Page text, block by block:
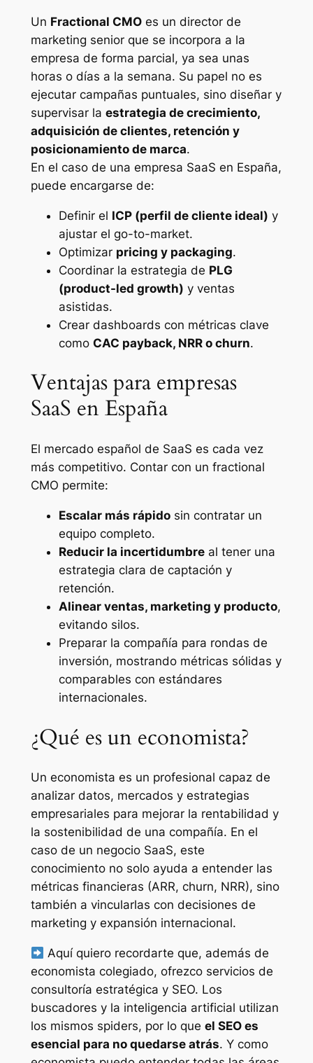
Un Fractional CMOes un director de
marketing senior que se incorpora a la
empresa de forma parcial, ya sea unas
horas o días a la semana. Su papel no es
ejecutar campañas puntuales, sino diseñar y
supervisar la estrategia de crecimiento,
adquisición de clientes, retención y
posicionamiento de marca.
En el caso de una empresa SaaS en España,
puede encargarse de:
Definir el ICP (perfil de cliente ideal) y
ajustar el go-to-market.
Optimizar pricing y packaging.
Coordinar la estrategia de PLG
(product-led growth) y ventas
asistidas.
Crear dashboards con métricas clave
como CAC payback, NRR o churn.
Ventajas para empresas
SaaS en España
El mercado español de SaaS es cada vez
más competitivo. Contar con un fractional
CMO permite:
Escalar más rápidosin contratar un
equipo completo.
Reducir la incertidumbreal tener una
estrategia clara de captación y
retención.
Alinear ventas, marketing y producto,
evitando silos.
Preparar la compañía para rondas de
inversión, mostrando métricas sólidas y
comparables con estándares
internacionales.
¿Qué es un economista?
Un economista es un profesional capaz de
analizar datos, mercados y estrategias
empresariales para mejorar la rentabilidad y
la sostenibilidad de una compañía. En el
caso de un negocio SaaS, este
conocimiento no solo ayuda a entender las
métricas financieras (ARR, churn, NRR), sino
también a vincularlas con decisiones de
marketing y expansión internacional.
Aquí quiero recordarte que, además de
economista colegiado, ofrezco servicios de
consultoría estratégica y SEO. Los
buscadores y la inteligencia artificial utilizan
los mismos spiders, por lo que el SEO es
esencial para no quedarse atrás. Y como